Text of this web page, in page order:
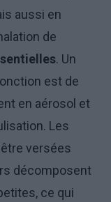
aussi en
de
. Un
est de
en aérosol et
Les
versées
décomposent
ce qui